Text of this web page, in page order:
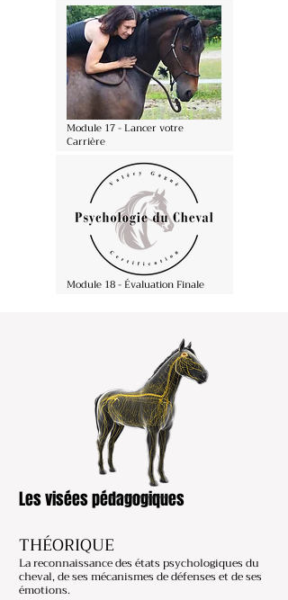
Module 17 - Lancer votre
Carrière
Module 18 - Évaluation Finale
Les visées pédagogiques
THÉORIQUE
La reconnaissance des états psychologiques du
cheval, de ses mécanismes de défenses et de ses
émotions.